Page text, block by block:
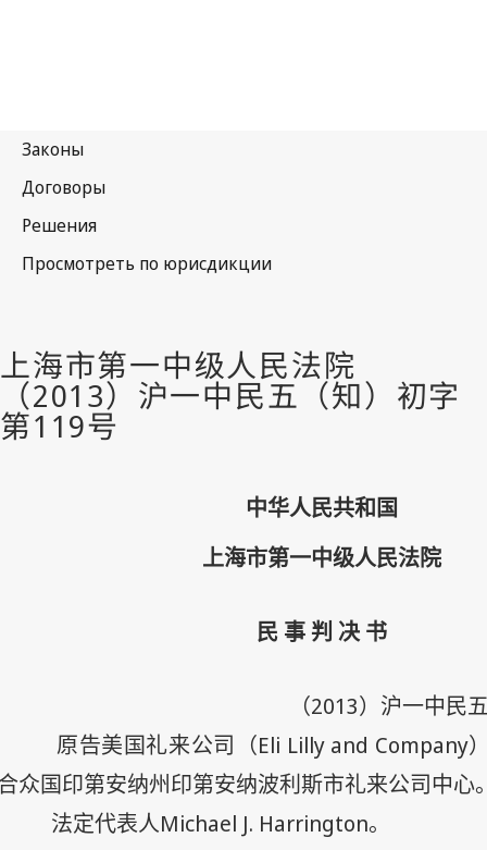
中华人民共和国
上海市第一中级人民法院
民 事 判 决 书
（2013）沪一中民
原告美国礼来公司（Eli Lilly and Company
众国印第安纳州印第安纳波利斯市礼来公司中心
法定代表人Michael J. Harrington。